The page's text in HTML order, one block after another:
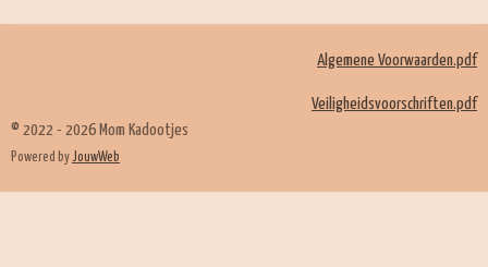
Algemene Voorwaarden.pdf
Veiligheidsvoorschriften.pdf
© 2022 - 2026 Mom Kadootjes
Powered byJouwWeb